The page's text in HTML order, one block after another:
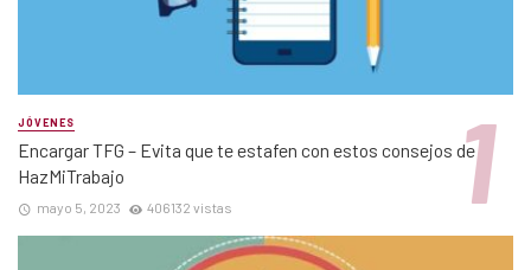
JÓVENES
Encargar TFG – Evita que te estafen con estos consejos de
HazMiTrabajo
mayo 5, 2023 406132 vistas